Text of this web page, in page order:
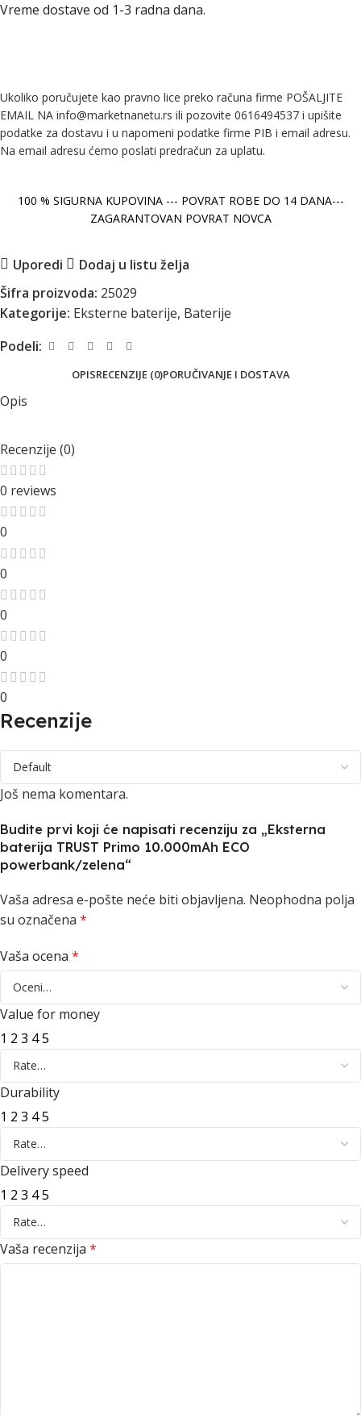
Vreme dostave od 1-3 radna dana.
Ukoliko poručujete kao pravno lice preko računa firme POŠALJITE
EMAIL NA info@marketnanetu.rs ili pozovite 0616494537 i upišite
podatke za dostavu i u napomeni podatke firme PIB i email adresu.
Na email adresu ćemo poslati predračun za uplatu.
100 % SIGURNA KUPOVINA --- POVRAT ROBE DO 14 DANA---
ZAGARANTOVAN POVRAT NOVCA
Uporedi
Dodaj u listu želja
Šifra proizvoda: 25029
Kategorije: Eksterne baterije, Baterije
Podeli:
OPISRECENZIJE (0)PORUČIVANJE I DOSTAVA
Opis
Recenzije (0)
0 reviews
0
0
0
0
0
Recenzije
Još nema komentara.
Budite prvi koji će napisati recenziju za „Eksterna
baterija TRUST Primo 10.000mAh ECO
powerbank/zelena“
Vaša adresa e-pošte neće biti objavljena. Neophodna polja
su označena *
Vaša ocena *
Value for money
1 2 3 45
Durability
1 2 3 45
Delivery speed
1 2 3 45
Vaša recenzija *